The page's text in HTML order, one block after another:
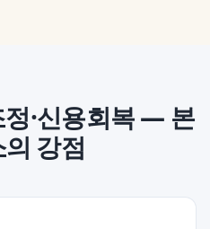
·신용회복— 본
강점